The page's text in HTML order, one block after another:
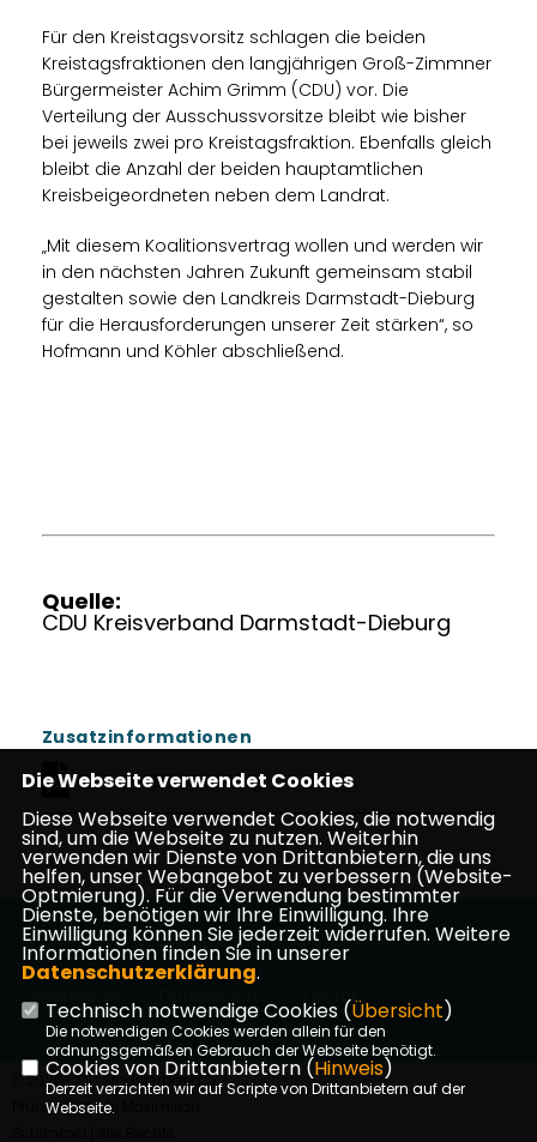
Für den Kreistagsvorsitz schlagen die beiden
Kreistagsfraktionen den langjährigen Groß-Zimmner
Bürgermeister Achim Grimm (CDU) vor. Die
Verteilung der Ausschussvorsitze bleibt wie bisher
bei jeweils zwei pro Kreistagsfraktion. Ebenfalls gleich
bleibt die Anzahl der beiden hauptamtlichen
Kreisbeigeordneten neben dem Landrat.
Mit diesem Koalitionsvertrag wollen und werden wir
in den nächsten Jahren Zukunft gemeinsam stabil
gestalten sowie den Landkreis Darmstadt-Dieburg
für die Herausforderungen unserer Zeit stärken“, so
Hofmann und Köhler abschließend.
Quelle:
CDU Kreisverband Darmstadt-Dieburg
Zusatzinformationen
Koalitionsvertrag
Homepage des CDU Stadtverbandes Pfungstadt
Kontakt
©2026 CDU Stadtverband
Pfungstadt c/o Maximilian
Die Webseite verwendet Cookies
Diese Webseite verwendet Cookies, die notwendig
sind, um die Webseite zu nutzen. Weiterhin
verwenden wir Dienste von Drittanbietern, die uns
helfen, unser Webangebot zu verbessern (Website-
Optmierung). Für die Verwendung bestimmter
Dienste, benötigen wir Ihre Einwilligung. Ihre
Einwilligung können Sie jederzeit widerrufen. Weitere
Informationen finden Sie in unserer
Datenschutzerklärung.
Technisch notwendige Cookies (Übersicht)
Die notwendigen Cookies werden allein für den
ordnungsgemäßen Gebrauch der Webseite benötigt.
Cookies von Drittanbietern (Hinweis)
Derzeit verzichten wir auf Scripte von Drittanbietern auf der
Webseite.